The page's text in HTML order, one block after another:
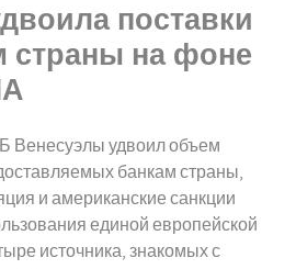
поставки
страны на фоне
Венесуэлы удвоил объем
банкам страны,
и американские санкции
единой европейской
источника, знакомых с